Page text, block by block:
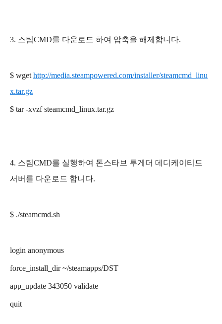
3. 스팀CMD를 다운로드 하여 압축을 해제합니다.
$ wget http://media.steampowered.com/installer/steamcmd_linu
x.tar.gz
$ tar -xvzf steamcmd_linux.tar.gz
4. 스팀CMD를 실행하여 돈스타브 투게더 데디케이티드
서버를 다운로드 합니다.
$ ./steamcmd.sh
login anonymous
force_install_dir ~/steamapps/DST
app_update 343050 validate
quit